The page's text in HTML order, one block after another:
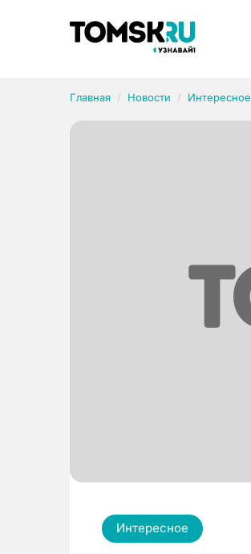
Главная Новости Интересное
Интересное
Рубрики